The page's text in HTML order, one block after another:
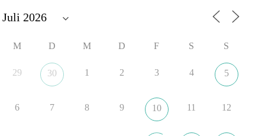
aus der NATO. Ein Gipfel, der mehr nach Rüstungsdeal als
nach Friedenspolitik klingt, wird niemals Sicherheit schaffen,
https://www.tagesschau.de/ausland/asien/nato-
M D M D F S S
29 30 1 2 3 4 5
6 7 8 9 10 11 12